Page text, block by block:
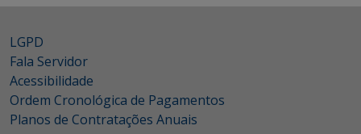
LGPD
Fala Servidor
Acessibilidade
Ordem Cronológica de Pagamentos
Planos de Contratações Anuais